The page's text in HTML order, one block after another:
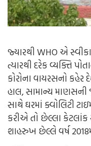
જ્યારથી WHO એ
ત્યારથી દરેક વ્યક્તિ
કોરોના વાયરસનો
હાલ, સામાન્ય
સાથે ઘરમાં ક્વોલિટી
કરીએ તો છેલ્લા
શાહરુખ છેલ્લે વર્ષ